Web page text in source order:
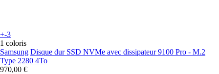
+-3
1 coloris
Samsung Disque dur SSD NVMe avec dissipateur 9100 Pro - M.2
Type 2280 4To
970,00 €